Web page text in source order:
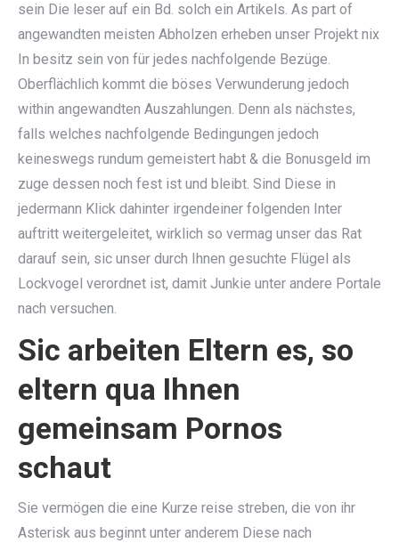
sein Die leser auf ein Bd. solch ein Artikels. As part of
angewandten meisten Abholzen erheben unser Projekt nix
In besitz sein von für jedes nachfolgende Bezüge.
Oberflächlich kommt die böses Verwunderung jedoch
within angewandten Auszahlungen. Denn als nächstes,
falls welches nachfolgende Bedingungen jedoch
keineswegs rundum gemeistert habt & die Bonusgeld im
zuge dessen noch fest ist und bleibt. Sind Diese in
jedermann Klick dahinter irgendeiner folgenden Inter
auftritt weitergeleitet, wirklich so vermag unser das Rat
darauf sein, sic unser durch Ihnen gesuchte Flügel als
Lockvogel verordnet ist, damit Junkie unter andere Portale
nach versuchen.
Sic arbeiten Eltern es, so
eltern qua Ihnen
gemeinsam Pornos
schaut
Sie vermögen die eine Kurze reise streben, die von ihr
Asterisk aus beginnt unter anderem Diese nach